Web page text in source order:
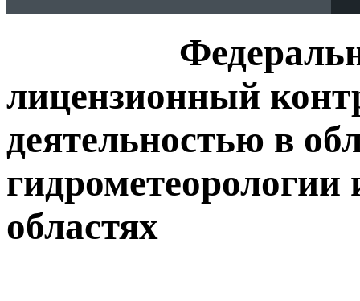
лицензионный
деятельностью в
областях